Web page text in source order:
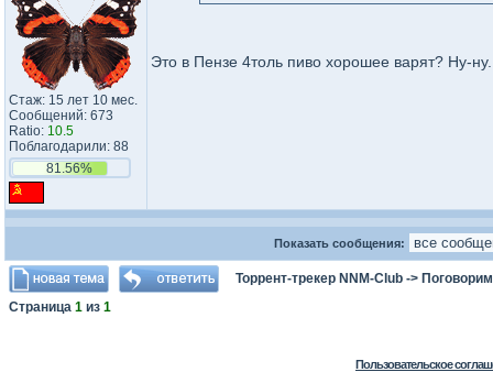
Стаж: 15 лет 10 мес.
Сообщений: 673
Ratio: 10.5
Поблагодарили: 88
81.56%
Это в Пензе 4толь пиво хорошее варят? Ну-
Показать сообщения:
Торрент-трекер NNM-Club -> Поговорим
Страница 1 из 1
Пользовательское